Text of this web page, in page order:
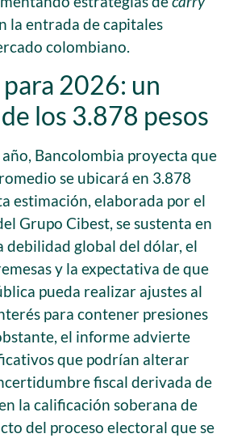
la entrada de capitales
colombiano.
2026: un
los 3.878 pesos
Bancolombia proyecta que
se ubicará en 3.878
estimación, elaborada por el
Grupo Cibest, se sustenta en
debilidad global del dólar, el
y la expectativa de que
pueda realizar ajustes al
para contener presiones
el informe advierte
que podrían alterar
fiscal derivada de
la calificación soberana de
del proceso electoral que se